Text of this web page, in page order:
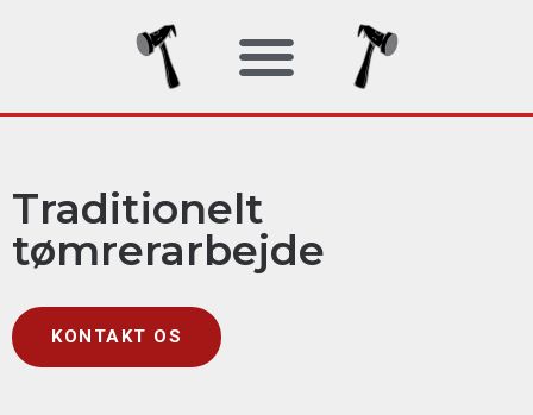
Traditionelt
tømrerarbejde
KONTAKT OS